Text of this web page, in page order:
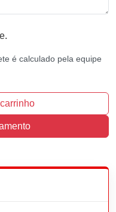
.
é calculado pela equipe